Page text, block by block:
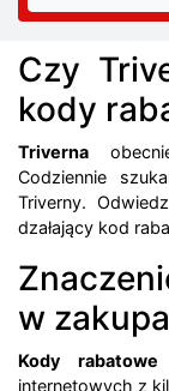
Czy
kody
Triverna
Codziennie
Triverny.
dzałający kod
w
Kody rabatowe
internetowych z